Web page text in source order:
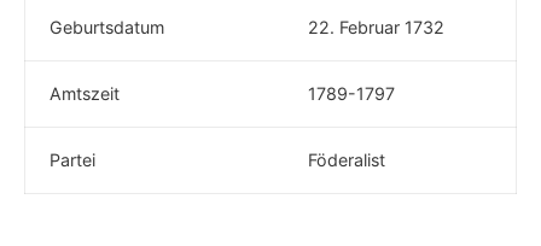
Geburtsdatum 22. Februar 1732
Amtszeit 1789-1797
Partei Föderalist